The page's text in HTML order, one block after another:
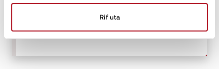
Rifiuta
0547699716
cultura@comune.mercatosaraceno.fc.it
E-mail:scuola@comune.mercatosaraceno.fc.it